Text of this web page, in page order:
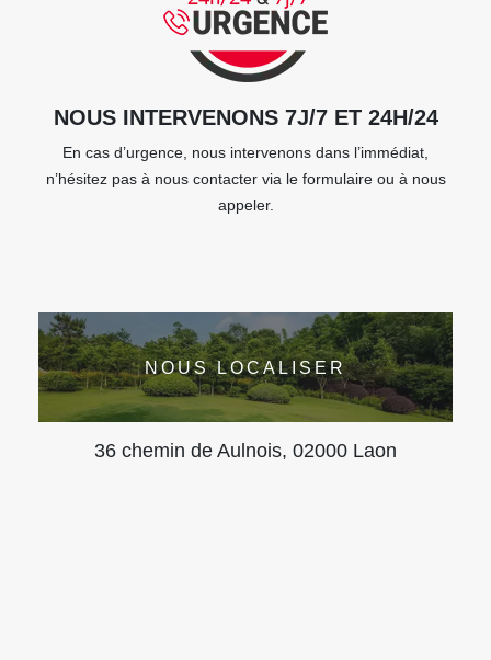
NOUS INTERVENONS 7J/7 ET 24H/24
En cas d’urgence, nous intervenons dans l’immédiat,
n’hésitez pas à nous contacter via le formulaire ou à nous
appeler.
NOUS LOCALISER
36 chemin de Aulnois, 02000 Laon